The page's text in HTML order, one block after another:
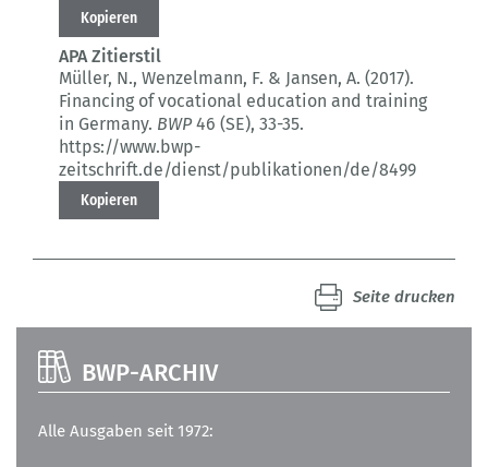
Kopieren
APA Zitierstil
Müller, N., Wenzelmann, F. & Jansen, A. (2017).
Financing of vocational education and training
in Germany. BWP46 (SE), 33-35.
https://www.bwp-
zeitschrift.de/dienst/publikationen/de/8499
Kopieren
Seite drucken
BWP-ARCHIV
Alle Ausgaben seit 1972: